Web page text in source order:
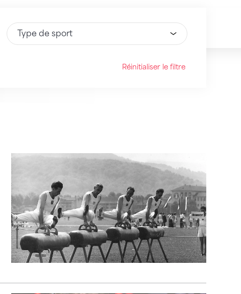
Sélectionnez une option
Réinitialiser le filtre